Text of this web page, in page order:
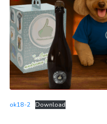
ok18-2 Download